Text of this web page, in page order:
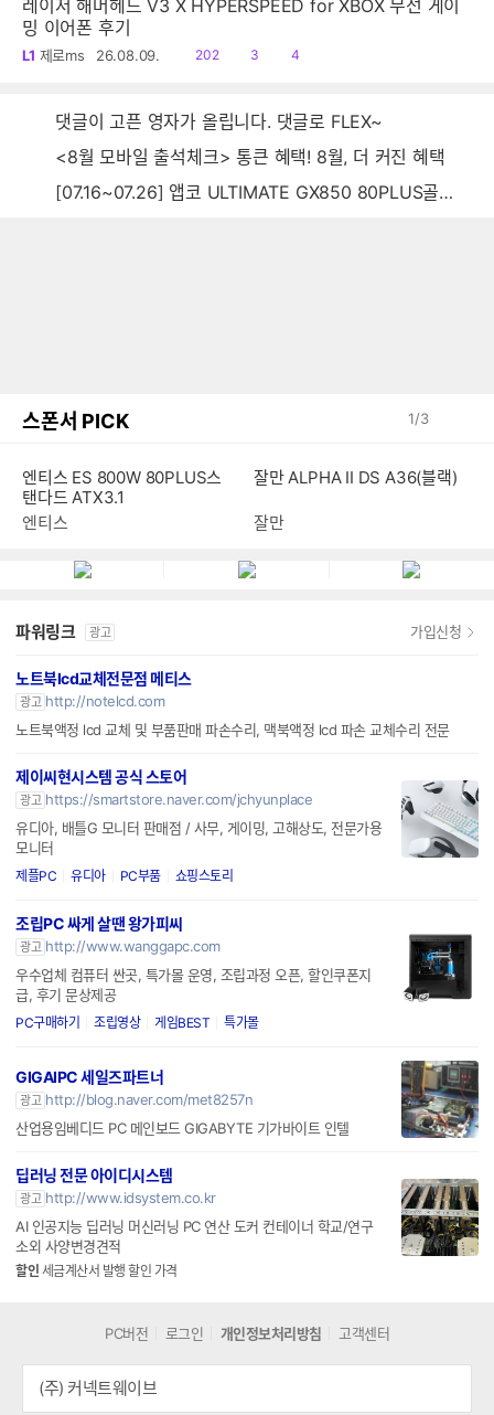
레이저 해머헤드 V3 X HYPERSPEED for XBOX 무선 게이
밍 이어폰 후기
L1 제로ms 26.08.09.
읽
202
공
3
댓
4
댓글이 고픈 영자가 올립니다. 댓글로 FLEX~
<8월 모바일 출석체크> 통큰 혜택! 8월, 더 커진 혜택
[07.16~07.26] 앱코 ULTIMATE GX850 80PLUS골드 풀모듈러 ATX3.0 블랙
스폰서 PICK 1/3
엔티스 ES 800W 80PLUS스
탠다드 ATX3.1
파워링크 광고
노트북lcd교체전문점 메티스
광고 http://notelcd.com
노트북액정 lcd 교체 및 부품판매 파손수리, 맥북액정 lcd 파손 교체수리 전문
제이씨현시스템 공식 스토어
광고 https://smartstore.naver.com/jchyunplace
유디아, 배틀G 모니터 판매점 / 사무, 게이밍, 고해상도, 전문가용
모니터
제플PC 유디아 PC부품 쇼핑스토리
조립PC 싸게 살땐 왕가피씨
광고 http://www.wanggapc.com
우수업체 컴퓨터 싼곳, 특가몰 운영, 조립과정 오픈, 할인쿠폰지
급, 후기 문상제공
GIGAIPC 세일즈파트너
광고 http://blog.naver.com/met8257n
산업용임베디드 PC 메인보드 GIGABYTE 기가바이트 인텔
딥러닝 전문 아이디시스템
광고 http://www.idsystem.co.kr
AI 인공지능 딥러닝 머신러닝 PC 연산 도커 컨테이너 학교/연구
PC버전 로그인 개인정보처리방침 고객센터